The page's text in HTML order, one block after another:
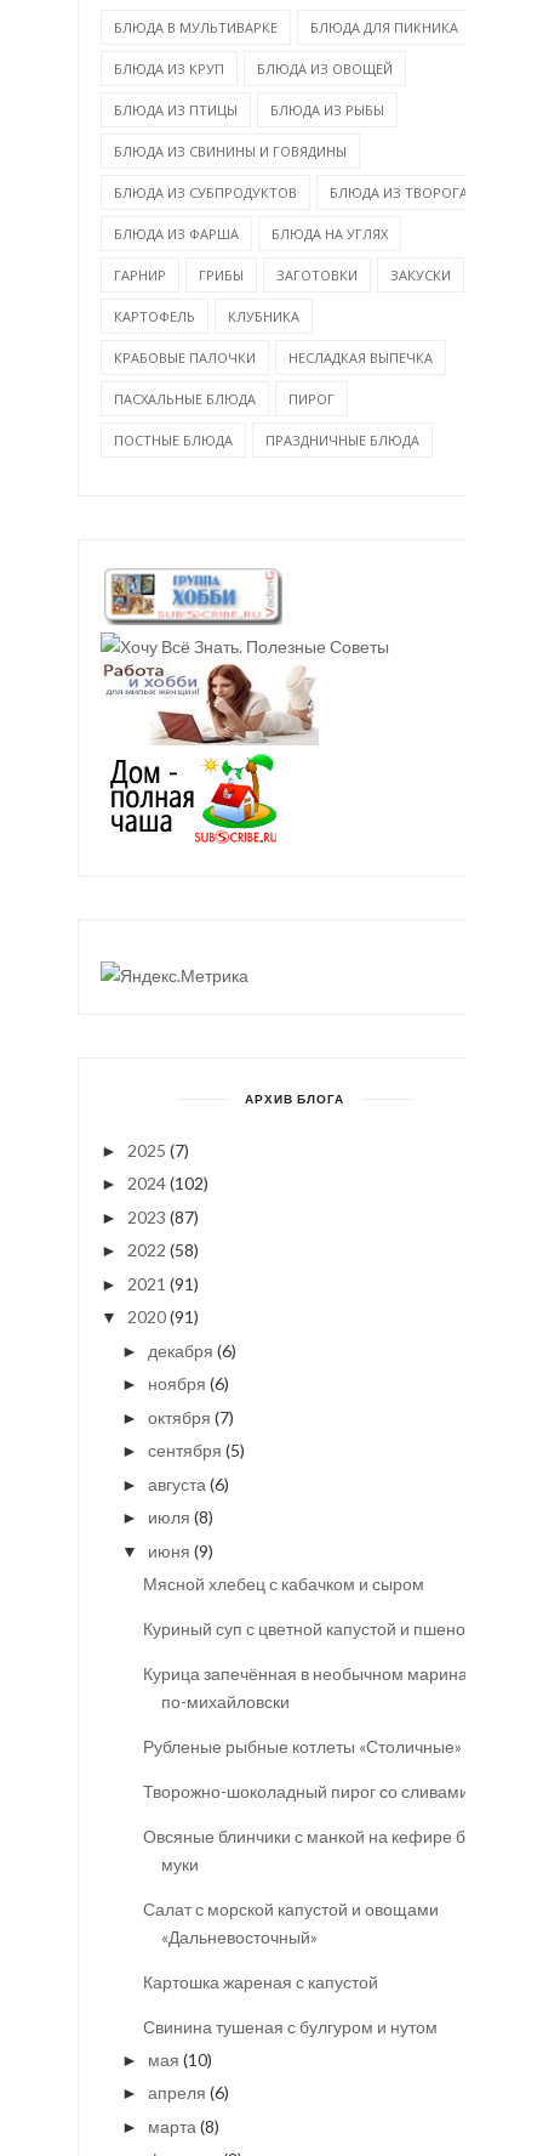
БЛЮДА В МУЛЬТИВАРКЕ БЛЮДА ДЛЯ ПИКНИКА
БЛЮДА ИЗ КРУП БЛЮДА ИЗ ОВОЩЕЙ
БЛЮДА ИЗ ПТИЦЫ БЛЮДА ИЗ РЫБЫ
БЛЮДА ИЗ СВИНИНЫ И ГОВЯДИНЫ
БЛЮДА ИЗ СУБПРОДУКТОВ БЛЮДА ИЗ ТВОРОГА
БЛЮДА ИЗ ФАРША БЛЮДА НА УГЛЯХ
ГАРНИР ГРИБЫ ЗАГОТОВКИ ЗАКУСКИ
КАРТОФЕЛЬ КЛУБНИКА
КРАБОВЫЕ ПАЛОЧКИ НЕСЛАДКАЯ ВЫПЕЧКА
ПАСХАЛЬНЫЕ БЛЮДА ПИРОГ
ПОСТНЫЕ БЛЮДА ПРАЗДНИЧНЫЕ БЛЮДА
АРХИВ БЛОГА
► 2025 (7)
► 2024(102)
► 2023 (87)
► 2022 (58)
► 2021 (91)
▼ 2020(91)
► декабря (6)
► ноября (6)
► октября (7)
► сентября (5)
► августа (6)
► июля (8)
▼ июня (9)
Мясной хлебец с кабачком и сыром
Куриный суп с цветной капустой и пшеном
Курица запечённая в необычном маринаде
по-михайловски
Рубленые рыбные котлеты «Столичные»
Творожно-шоколадный пирог со сливами
Овсяные блинчики с манкой на кефире без
муки
Салат с морской капустой и овощами
«Дальневосточный»
Картошка жареная с капустой
Свинина тушеная с булгуром и нутом
► мая (10)
► апреля (6)
► марта (8)